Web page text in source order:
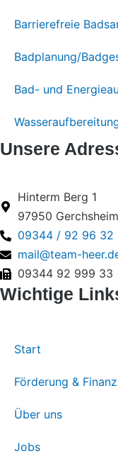
Barrierefreie
Badplanung/
Bad- und
Unsere
Hinterm Berg 1
97950 Gerchsheim
09344 / 92 96 32
mail@team-
09344 92 999 33
Wichtige
Start
Förderung &
Über uns
Jobs